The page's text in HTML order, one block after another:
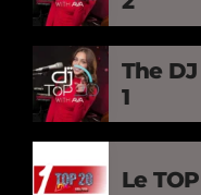
The DJ TOP
1
Le